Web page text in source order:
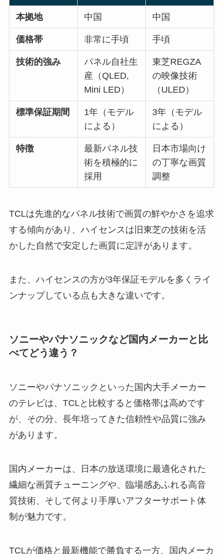
本拠地 中国 中国
価格帯 非常に手頃 手頃
技術的強み
パネル自社生
産（QLED,
Mini LED）
東芝REGZA
の映像技術
（ULED）
標準保証期間
1年（モデル
による）
3年（モデル
による）
特徴
最新パネル技
術を積極的に
採用
日本市場向け
の丁寧な画質
調整
TCLは先進的なパネル技術で画質の鮮やかさを追求
する傾向があり、ハイセンスは旧東芝の技術を活
かした自然で安定した画質に定評があります。
また、ハイセンスの方が3年保証モデルを多くライ
ンナップしている点も大きな違いです。
ソニーやパナソニックなど国内メーカーと比
べてどう違う？
ソニーやパナソニックといった国内大手メーカー
のテレビは、TCLと比較すると価格帯は高めです
が、その分、長年培ってきた信頼性や品質に強み
があります。
国内メーカーは、日本の放送環境に最適化された
繊細な画質チューニングや、臨場感あふれる高音
質技術、そして何より手厚いアフターサポート体
制が魅力です。
TCLが価格と最新機能で勝負する一方、国内メーカ